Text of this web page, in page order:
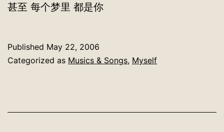
甚至 每个梦里 都是你
Published May 22, 2006
Categorized as Musics & Songs, Myself